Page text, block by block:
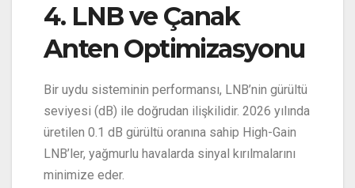
4. LNB ve Çanak
Anten Optimizasyonu
Bir uydu sisteminin performansı, LNB’nin gürültü
seviyesi (dB) ile doğrudan ilişkilidir. 2026 yılında
üretilen 0.1 dB gürültü oranına sahip High-Gain
LNB’ler, yağmurlu havalarda sinyal kırılmalarını
minimize eder.